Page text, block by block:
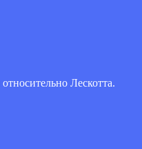
Лескотта.